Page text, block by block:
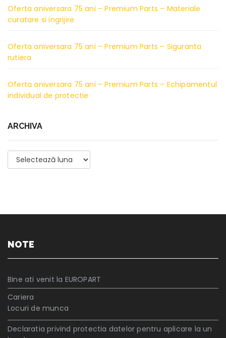
Oferta aniversara 75 ani – Premium Parts – Materiale
curatare si ingrijire
Oferta aniversara 75 ani – Premium Parts – Siguranta
rutiera
Oferta aniversara 75 ani – Premium Parts – Echipamentul
individual de protectie
ARCHIVA
Archiva
NOTE
Bine ati venit la EUROPART
Cariera
Locuri de munca
Declaratia privind protectia datelor pentru aplicare la un